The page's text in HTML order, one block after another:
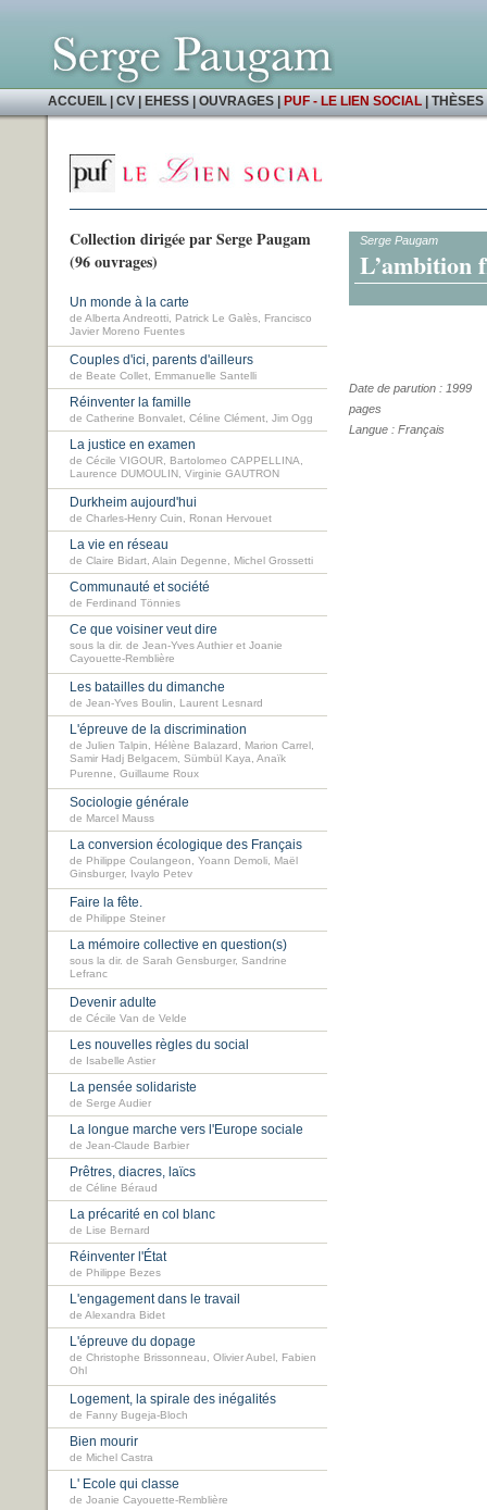
ACCUEIL|CV|EHESS|OUVRAGES|PUF - LE LIEN SOCIAL|THÈSES
Collection dirigée par Serge Paugam
(96 ouvrages)
Un monde à la carte
de Alberta Andreotti, Patrick Le Galès, Francisco
Javier Moreno Fuentes
Couples d'ici, parents d'ailleurs
de Beate Collet, Emmanuelle Santelli
Réinventer la famille
de Catherine Bonvalet, Céline Clément, Jim Ogg
La justice en examen
de Cécile VIGOUR, Bartolomeo CAPPELLINA,
Laurence DUMOULIN, Virginie GAUTRON
Durkheim aujourd'hui
de Charles-Henry Cuin, Ronan Hervouet
La vie en réseau
de Claire Bidart, Alain Degenne, Michel Grossetti
Communauté et société
de Ferdinand Tönnies
Ce que voisiner veut dire
sous la dir. de Jean-Yves Authier et Joanie
Cayouette-Remblière
Les batailles du dimanche
de Jean-Yves Boulin, Laurent Lesnard
L'épreuve de la discrimination
de Julien Talpin, Hélène Balazard, Marion Carrel,
Samir Hadj Belgacem, Sümbül Kaya, Anaïk
Purenne, Guillaume Roux
Sociologie générale
de Marcel Mauss
La conversion écologique des Français
de Philippe Coulangeon, Yoann Demoli, Maël
Ginsburger, Ivaylo Petev
Faire la fête.
de Philippe Steiner
La mémoire collective en question(s)
sous la dir. de Sarah Gensburger, Sandrine
Lefranc
Devenir adulte
de Cécile Van de Velde
Les nouvelles règles du social
de Isabelle Astier
La pensée solidariste
de Serge Audier
La longue marche vers l'Europe sociale
de Jean-Claude Barbier
Prêtres, diacres, laïcs
de Céline Béraud
La précarité en col blanc
de Lise Bernard
Réinventer l'État
de Philippe Bezes
L'engagement dans le travail
de Alexandra Bidet
L'épreuve du dopage
de Christophe Brissonneau, Olivier Aubel, Fabien
Ohl
Logement, la spirale des inégalités
de Fanny Bugeja-Bloch
Bien mourir
de Michel Castra
L' Ecole qui classe
de Joanie Cayouette-Remblière
Serge Paugam
L’ambition
Date de parution : 1999
pages
Langue : Français